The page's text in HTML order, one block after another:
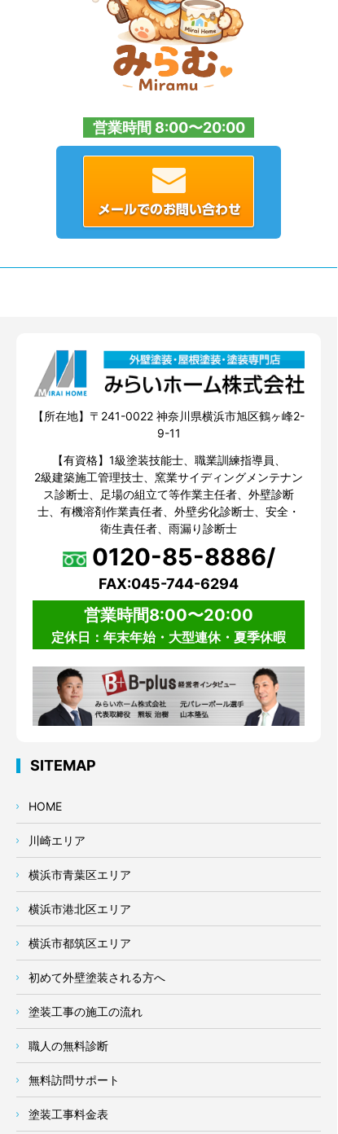
営業時間 8:00〜20:00
【所在地】〒241-0022 神奈川県横浜市旭区鶴ヶ峰2-
9-11
【有資格】1級塗装技能士、職業訓練指導員、
2級建築施工管理技士、窯業サイディングメンテナン
ス診断士、足場の組立て等作業主任者、外壁診断
士、有機溶剤作業責任者、外壁劣化診断士、安全・
衛生責任者、雨漏り診断士
0120-85-8886/
FAX:045-744-6294
営業時間8:00〜20:00
定休日：年末年始・大型連休・夏季休暇
SITEMAP
HOME
川崎エリア
横浜市青葉区エリア
横浜市港北区エリア
横浜市都筑区エリア
初めて外壁塗装される方へ
塗装工事の施工の流れ
職人の無料診断
無料訪問サポート
塗装工事料金表